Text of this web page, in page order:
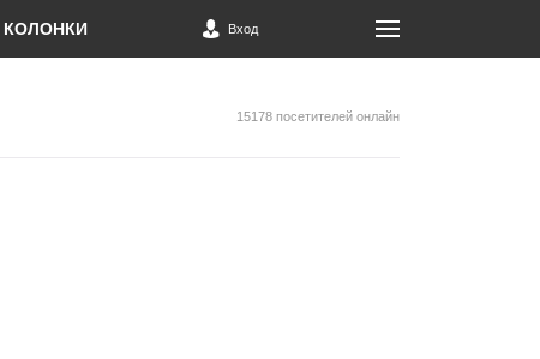
КОЛОНКИ Вход
15178 посетителей онлайн